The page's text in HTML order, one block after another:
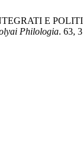
E
Philologia. 63,